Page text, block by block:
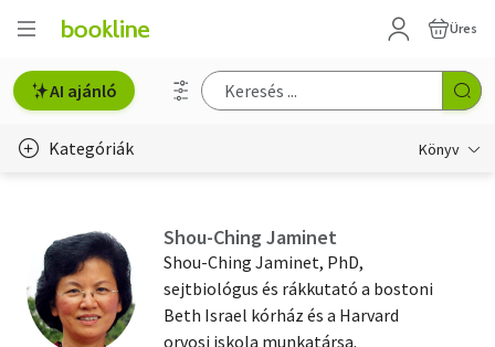
Üres
AI ajánló
Kategóriák Könyv
Erotika
Gyermek- és ifjúsági
Shou-Ching Jaminet
Shou-Ching Jaminet, PhD,
sejtbiológus és rákkutató a bostoni
Beth Israel kórház és a Harvard
orvosi iskola munkatársa.